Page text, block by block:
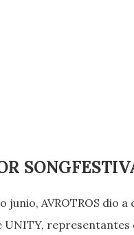
junio, AVROTROS dio
UNITY, representantes